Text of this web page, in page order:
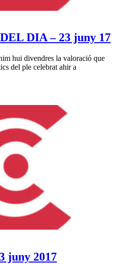
DIA – 23 juny 17
hui divendres la valoració que
del ple celebrat ahir a
juny 2017